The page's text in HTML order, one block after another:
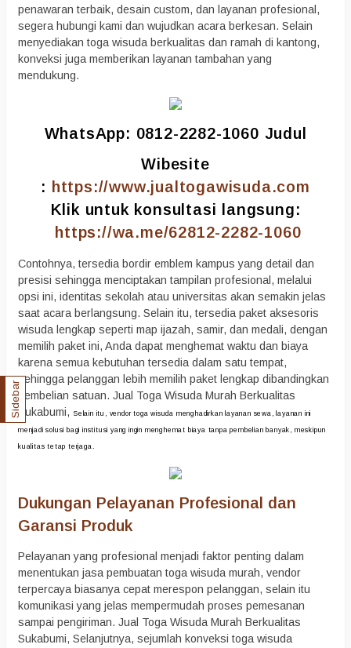
penawaran terbaik, desain custom, dan layanan profesional,
segera hubungi kami dan wujudkan acara berkesan. Selain
menyediakan toga wisuda berkualitas dan ramah di kantong,
konveksi juga memberikan layanan tambahan yang
mendukung.
WhatsApp: 0812-2282-1060 Judul
Wibesite
: https://www.jualtogawisuda.com
Klik untuk konsultasi langsung:
https://wa.me/62812-2282-1060
Contohnya, tersedia bordir emblem kampus yang detail dan
presisi sehingga menciptakan tampilan profesional, melalui
opsi ini, identitas sekolah atau universitas akan semakin jelas
saat acara berlangsung. Selain itu, tersedia paket aksesoris
wisuda lengkap seperti map ijazah, samir, dan medali, dengan
memilih paket ini, Anda dapat menghemat waktu dan biaya
karena semua kebutuhan tersedia dalam satu tempat,
sehingga pelanggan lebih memilih paket lengkap dibandingkan
pembelian satuan. Jual Toga Wisuda Murah Berkualitas
Sukabumi, Selain itu, vendor toga wisuda menghadirkan layanan sewa, layanan ini
menjadi solusi bagi institusi yang ingin menghemat biaya tanpa pembelian banyak, meskipun
kualitas tetap terjaga.
Dukungan Pelayanan Profesional dan
Garansi Produk
Pelayanan yang profesional menjadi faktor penting dalam
menentukan jasa pembuatan toga wisuda murah, vendor
terpercaya biasanya cepat merespon pelanggan, selain itu
komunikasi yang jelas mempermudah proses pemesanan
sampai pengiriman. Jual Toga Wisuda Murah Berkualitas
Sukabumi, Selanjutnya, sejumlah konveksi toga wisuda
Sidebar